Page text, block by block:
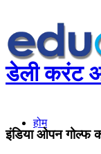
होम
डेली करंट
इंडिया ओपन गोल्फ